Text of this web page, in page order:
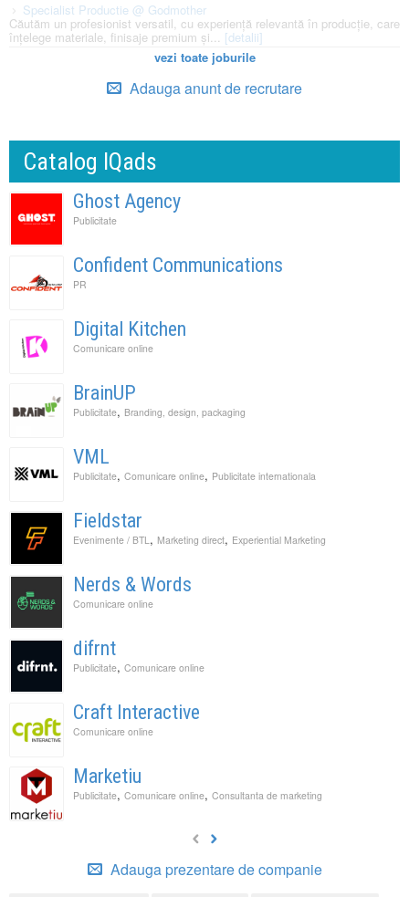
Specialist Productie @ Godmother
Căutăm un profesionist versatil, cu experiență relevantă în producție, care
înțelege materiale, finisaje premium și... [detalii]
vezi toate joburile
Adauga anunt de recrutare
Catalog IQads
Ghost Agency
Publicitate
Confident Communications
PR
Digital Kitchen
Comunicare online
BrainUP
Publicitate, Branding, design, packaging
VML
Publicitate, Comunicare online, Publicitate internationala
Fieldstar
Evenimente / BTL, Marketing direct, Experiential Marketing
Nerds & Words
Comunicare online
difrnt
Publicitate, Comunicare online
Craft Interactive
Comunicare online
Marketiu
Publicitate, Comunicare online, Consultanta de marketing
Adauga prezentare de companie